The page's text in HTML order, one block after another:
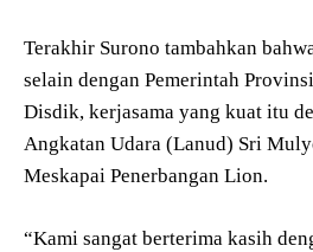
Terakhir Surono tambahkan
selain dengan Pemerintah
Disdik, kerjasama yang kuat itu
Angkatan Udara (Lanud) Sri
Meskapai Penerbangan Lion.
“Kami sangat berterima kasih